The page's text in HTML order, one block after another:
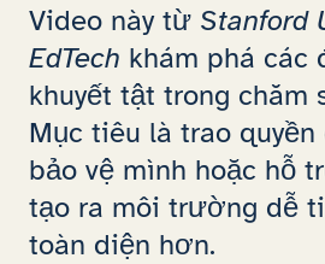
Video này từ Stanford
EdTech khám phá các
khuyết tật trong chăm
Mục tiêu là trao
bảo vệ mình hoặc hỗ
tạo ra môi trường dễ
toàn diện hơn.